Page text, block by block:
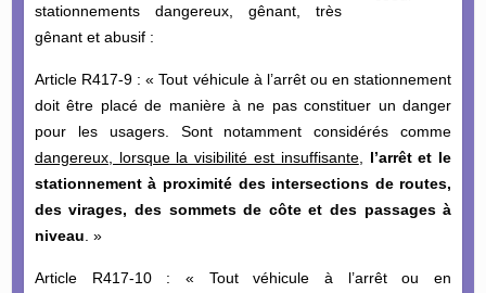
stationnements dangereux, gênant, très
gênant et abusif :
Article R417-9 : « Tout véhicule à l’arrêt ou en stationnement
doit être placé de manière à ne pas constituer un danger
pour les usagers. Sont notamment considérés comme
dangereux, lorsque la visibilité est insuffisante, l’arrêt et le
stationnement à proximité des intersections de routes,
des virages, des sommets de côte et des passages à
niveau . »
Article R417-10 : « Tout véhicule à l’arrêt ou en